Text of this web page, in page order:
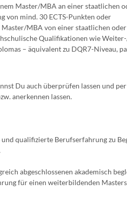
Master/MBA an einer staatlichen
von mind. 30 ECTS-Punkten oder
Master/MBA von einer staatlichen
Qualifikationen wie
– äquivalent zu DQR7-Niveau,
Du auch überprüfen lassen und
anerkennen lassen.
qualifizierte Berufserfahrung zu
abgeschlossenen akademisch
für einen weiterbildenden